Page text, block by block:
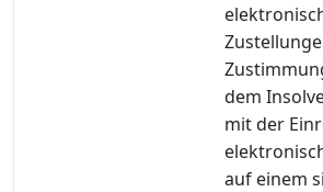
dem
mit der
auf einem